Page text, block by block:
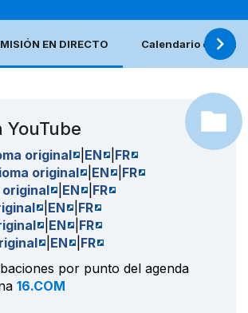
EN DIRECTO Calendario de
YouTube
original EN
FR
original EN
FR
original EN
FR
EN
FR
EN
FR
EN
FR
por punto del agenda
16.COM